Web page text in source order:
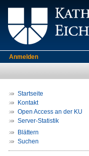
Anmelden
Startseite
Kontakt
Open Access an der KU
Server-Statistik
Blättern
Suchen